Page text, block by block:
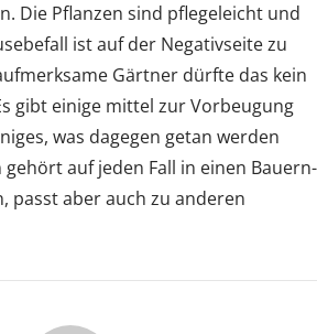
Die Pflanzen sind pflegeleicht und
ist auf der Negativseite zu
Gärtner dürfte das kein
gibt einige mittel zur Vorbeugung
was dagegen getan werden
gehört auf jeden Fall in einen Bauern-
passt aber auch zu anderen